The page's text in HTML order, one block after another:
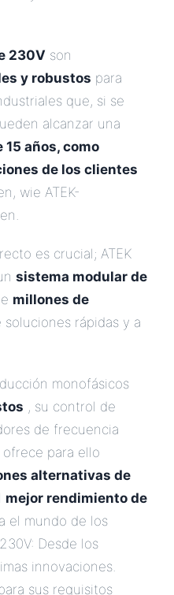
230V son
y robustos para
que, si se
alcanzar una
años, como
de los clientes
wie ATEK-
es crucial; ATEK
sistema modular de
millones de
soluciones rápidas y a
monofásicos
, su control de
de frecuencia
ofrece para ello
alternativas de
mejor rendimiento de
el mundo de los
Desde los
innovaciones.
sus requisitos